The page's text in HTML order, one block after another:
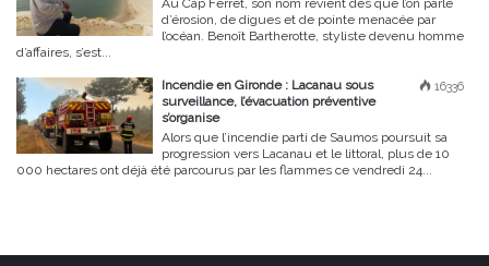
d’érosion, de digues et de pointe menacée par
l’océan. Benoît Bartherotte, styliste devenu homme
d’affaires, s’est...
16336
Incendie en Gironde : Lacanau sous
surveillance, l’évacuation préventive
s’organise
Alors que l’incendie parti de Saumos poursuit sa
progression vers Lacanau et le littoral, plus de 10
000 hectares ont déjà été parcourus par les flammes ce vendredi 24...